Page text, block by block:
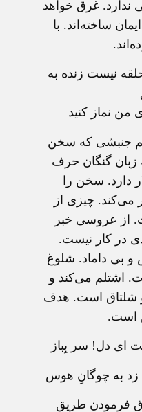
ندارد. غرق خواهد
ساخته‌اند. با
نیست زنده به
من نماز کنید
جنبشی که سخن
زبان گنگان حرف
دارد. سخن را
می‌کند. چیزی از
از عروسی خبر
در کار نیست.
بی داماد. شلوغ
اشتلم می‌کند و
شلتاق است. هدف
است.
ای دل! سر بِباز
به چوگانِ هوس
فرمودن طریق